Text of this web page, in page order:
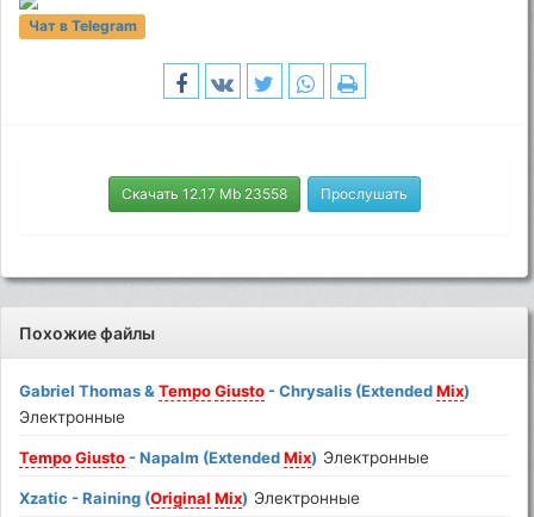
Чат в Telegram
Скачать 12.17 Mb 23558 Прослушать
Похожие файлы
Gabriel Thomas &Tempo Giusto - Chrysalis (ExtendedMix)
Электронные
Tempo Giusto - Napalm (ExtendedMix) Электронные
Xzatic - Raining (Original Mix) Электронные